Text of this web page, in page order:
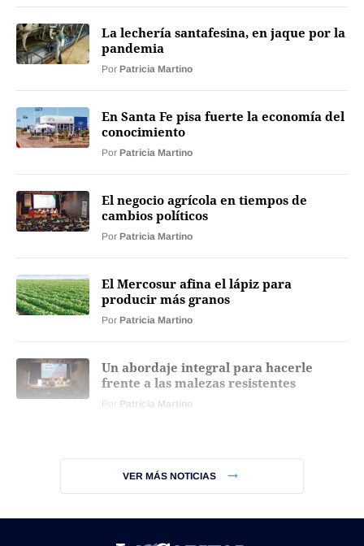
La lechería santafesina, en jaque por la
pandemia
Por Patricia Martino
En Santa Fe pisa fuerte la economía del
conocimiento
Por Patricia Martino
El negocio agrícola en tiempos de
cambios políticos
Por Patricia Martino
El Mercosur afina el lápiz para
producir más granos
Por Patricia Martino
Un abordaje integral para hacerle
frente a las malezas resistentes
Por Patricia Martino
VER MÁS NOTICIAS